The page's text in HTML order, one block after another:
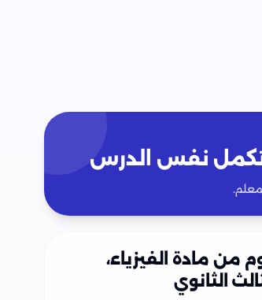
من وزارة التربية والتعليم.
الحديثة) من وزارة التربية
نفس الدرس
من مادة الفيزياء،
الثانوي